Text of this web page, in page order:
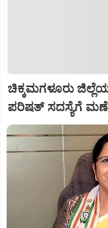
ಚಿಕ್ಕಮಗಳೂರು
ಪರಿಷತ್‌ ಸದಸ್ಯೆಗೆ ಮಣೆ